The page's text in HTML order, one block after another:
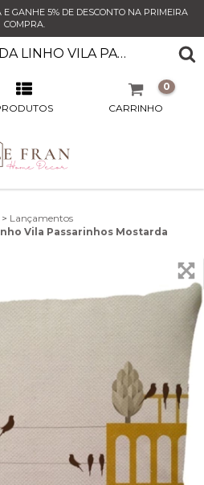
GANHE 5% DE DESCONTO NA PRIMEIRA
COMPRA.
CAPA DE ALMOFADA LINHO VILA PASSARINHOS MOSTARDA
CARRINHO
0
> Lançamentos
Vila Passarinhos Mostarda